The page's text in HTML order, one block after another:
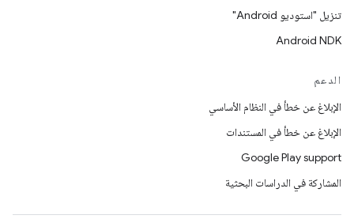
تنزيل "استوديو Android"
Android NDK
الدعم
الإبلاغ عن خطأ في النظام الأساسي
الإبلاغ عن خطأ في المستندات
Google Play support
المشاركة في الدراسات البحثية